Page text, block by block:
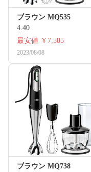
ブラウン MQ535
4.40
最安値 ￥7,585
2023/08/08
ブラウン MQ738